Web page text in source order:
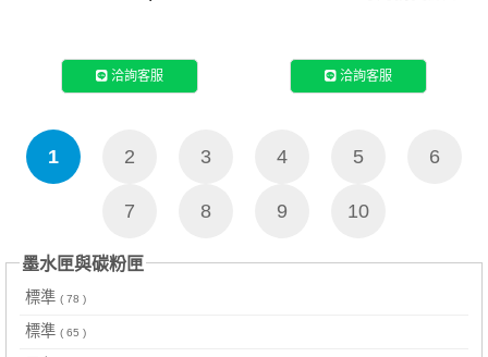
洽詢客服 洽詢客服
1 2 3 4 5 6
7 8 9 10
墨水匣與碳粉匣
標準 ( 78 )
標準 ( 65 )